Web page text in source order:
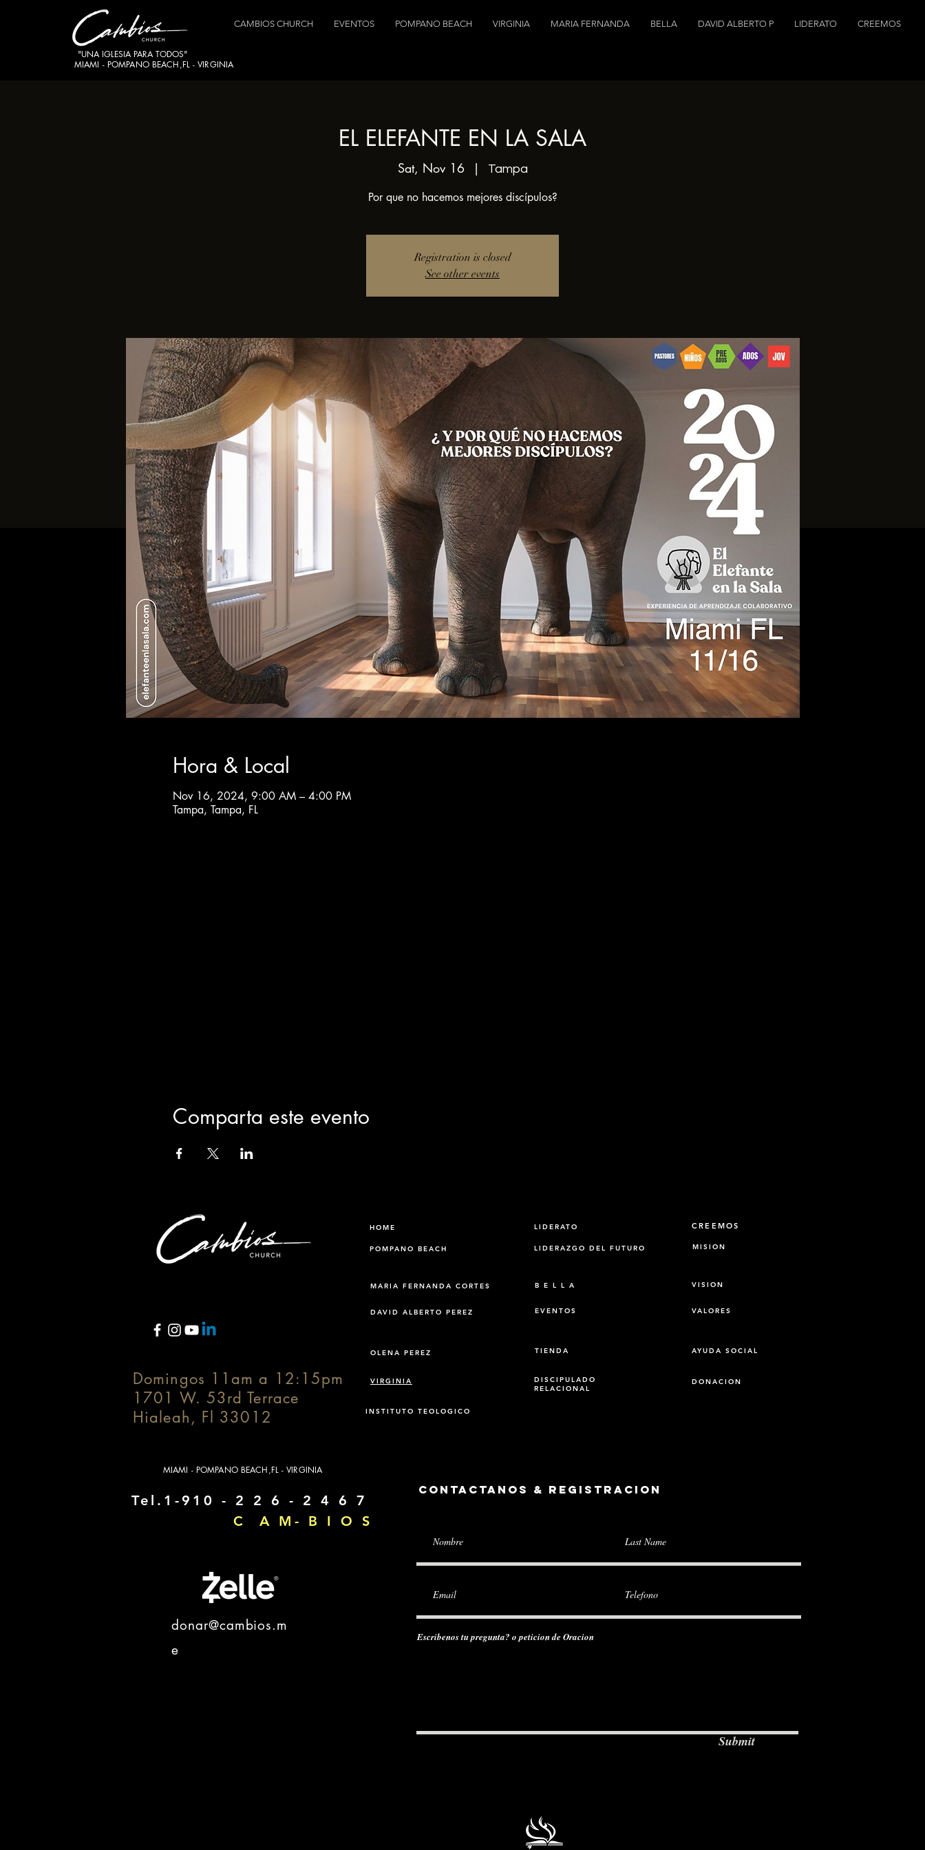
CAMBIOS CHURCH EVENTOS POMPANO BEACH VIRGINIA MARIA FERNANDA BELLA DAVID ALBERTO P LIDERATO CREEMOS
"UNA IGLESIA PARA TODOS"
MIAMI - POMPANO BEACH,FL - VIRGINIA
EL ELEFANTE EN LA SALA
Sat, Nov 16
  |
Tampa
Por que no hacemos mejores discípulos?
Registration is closed
See other events
Hora & Local
Nov 16, 2024, 9:00 AM – 4:00 PM
Tampa, Tampa, FL
Comparta este evento
HOME
POMPANO BEACH
MARIA FERNANDA CORTES
DAVID ALBERTO PEREZ
LIDERATO
LIDERAZGO DEL FUTURO
B E L L A
EVENTOS
CREEMOS
MISION
VISION
VALORES
OLENA PEREZ
VIRGINIA
INSTITUTO TEOLOGICO
Domingos 11am a 12:15pm
1701 W. 53rd Terrace
Hialeah, Fl 33012
TIENDA
DISCIPULADO
RELACIONAL
AYUDA SOCIAL
DONACION
MIAMI - POMPANO BEACH,FL - VIRGINIA
Tel.1-910 - 2 2 6 - 2 4 6 7
C A M- B I O S
donar@cambios.m
e
Contactanos & Registracion
Escribenos tu pregunta? o peticion de Oracion
Submit